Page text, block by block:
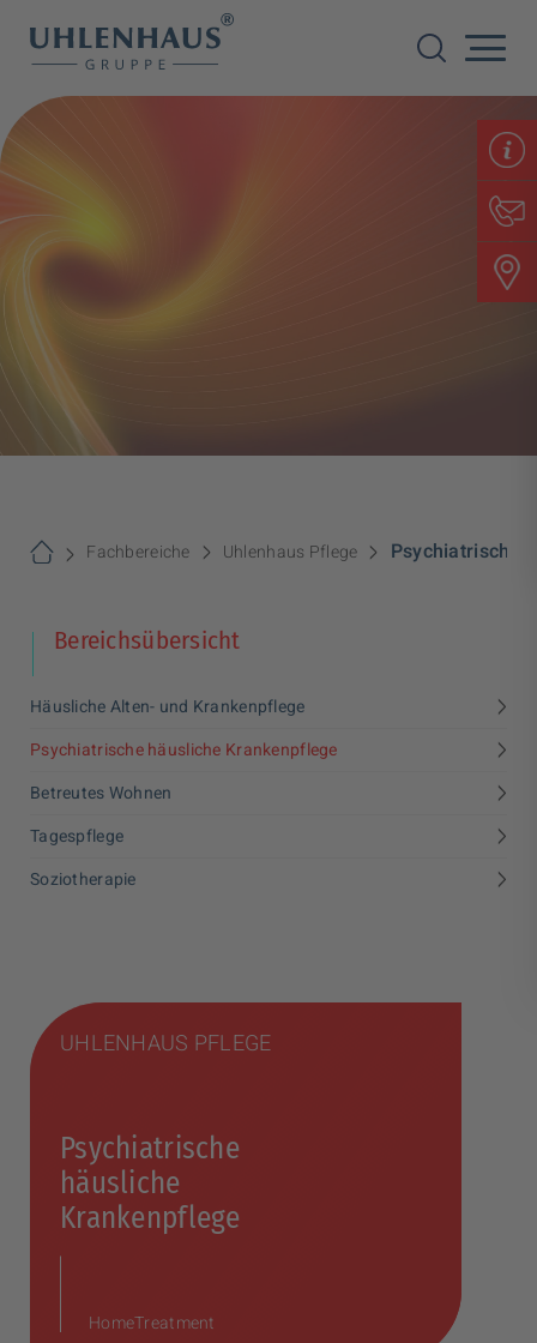
Fachbereiche Uhlenhaus Pflege Psychiatrische
Bereichsübersicht
Häusliche Alten- und Krankenpflege >
Psychiatrische häusliche Krankenpflege >
Betreutes Wohnen >
Tagespflege >
Soziotherapie >
UHLENHAUS PFLEGE
Psychiatrische
häusliche
Krankenpflege
HomeTreatment